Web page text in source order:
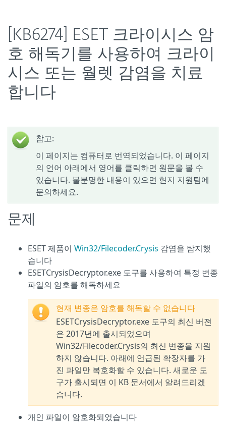
[KB6274] ESET 크라이시스 암
호 해독기를 사용하여 크라이
시스 또는 월렛 감염을 치료
합니다
참고:
이 페이지는 컴퓨터로 번역되었습니다. 이 페이지
의 언어 아래에서 영어를 클릭하면 원문을 볼 수
있습니다. 불분명한 내용이 있으면 현지 지원팀에
문의하세요.
문제
ESET 제품이 Win32/Filecoder.Crysis 감염을 탐지했
습니다
ESETCrysisDecryptor.exe 도구를 사용하여 특정 변종
파일의 암호를 해독하세요
현재 변종은 암호를 해독할 수 없습니다
ESETCrysisDecryptor.exe 도구의 최신 버젼
은 2017년에 출시되었으며
Win32/Filecoder.Crysis의 최신 변종을 지원
하지 않습니다. 아래에 언급된 확장자를 가
진 파일만 복호화할 수 있습니다. 새로운 도
구가 출시되면 이 KB 문서에서 알려드리겠
습니다.
개인 파일이 암호화되었습니다